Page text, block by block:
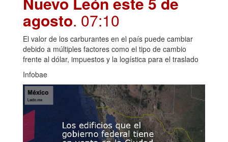
agosto. 07:10
El valor de los carburantes en el país puede cambiar
debido a múltiples factores como el tipo de cambio
frente al dólar, impuestos y la logística para el traslado
Infobae